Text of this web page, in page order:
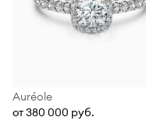
Auréole
от 380 000 руб.